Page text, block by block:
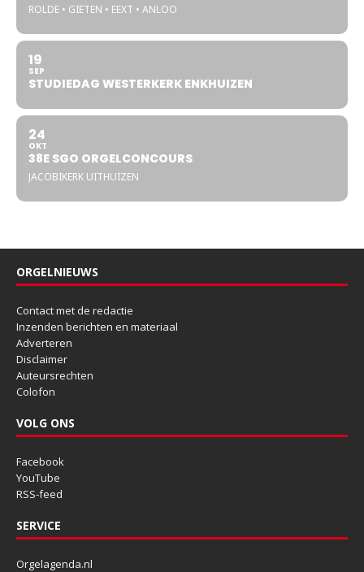
ROLDE • GIETEN • EEXT • ANLOO
19
SEP
STUDIEDAG WESTERKERK ENKHUIZEN
24
OKT
38E SGO ORGELCONCOURS
JACOBIKERK UITHUIZEN
ORGELNIEUWS
Contact met de redactie
Inzenden berichten en materiaal
Adverteren
Disclaimer
Auteursrechten
Colofon
VOLG ONS
Facebook
YouTube
RSS-feed
SERVICE
Orgelagenda.nl